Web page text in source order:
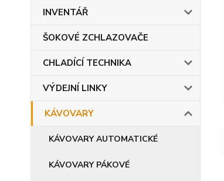
INVENTÁŘ
ŠOKOVÉ ZCHLAZOVAČE
CHLADÍCÍ TECHNIKA
VÝDEJNÍ LINKY
KÁVOVARY
KÁVOVARY AUTOMATICKÉ
KÁVOVARY PÁKOVÉ